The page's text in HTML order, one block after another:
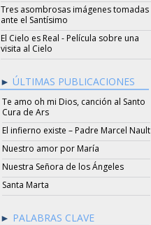
Tres asombrosas imágenes tomadas
ante el Santísimo
El Cielo es Real - Película sobre una
visita al Cielo
ÚLTIMAS PUBLICACIONES
Te amo oh mi Dios, canción al Santo
Cura de Ars
El infierno existe – Padre Marcel Nault
Nuestro amor por María
Nuestra Señora de los Ángeles
Santa Marta
PALABRAS CLAVE